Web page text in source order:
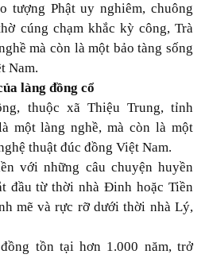
tượng Phật uy nghiêm, chuông
cúng chạm khắc kỳ công, Trà
mà còn là một bảo tàng sống
Nam.
làng đồng cổ
thuộc xã Thiệu Trung, tỉnh
một làng nghề, mà còn là một
thuật đúc đồng Việt Nam.
với những câu chuyện huyền
đầu từ thời nhà Đinh hoặc Tiền
mẽ và rực rỡ dưới thời nhà Lý,
tồn tại hơn 1.000 năm, trở